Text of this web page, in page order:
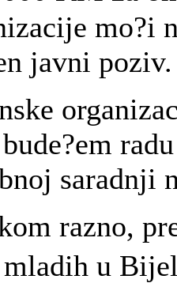
mo?i
javni poziv.
saradnji
razno,
mladih u